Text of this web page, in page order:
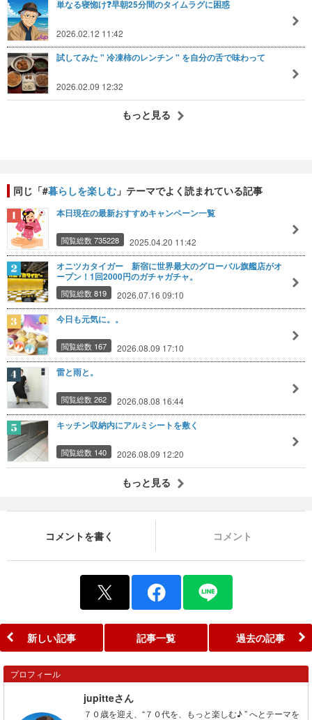
単なる寝惚け❓早朝25分間のタイムラグに困惑
2026.02.12 11:42
試してみた " 冷凍柿のレンチン " を自分の舌で味わって
2026.02.09 12:32
もっと見る
同じ「#暮らしを楽しむ 」テーマでよく読まれている記事
本日現在の最新おすすめキャンペーン一覧
閲覧総数 735228 2025.04.20 11:42
オニツカタイガー 新宿に世界最大のグローバル旗艦店がオ
ープン！1回2000円のガチャガチャ。
閲覧総数 819 2026.07.16 09:10
今日も元気に。。
閲覧総数 167 2026.08.09 17:10
雷と雨と。
閲覧総数 262 2026.08.08 16:44
キッチン収納内にアルミシートを敷く
閲覧総数 140 2026.08.09 12:20
もっと見る
コメントを書く コメント
新しい記事 記事一覧 過去の記事
プロフィール
jupitteさん
７０歳を迎え、“７０代を、もっと楽しむ♪ ” へとテーマを